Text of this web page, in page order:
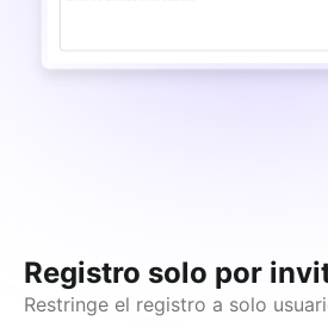
Registro solo por
Restringe el registro a solo